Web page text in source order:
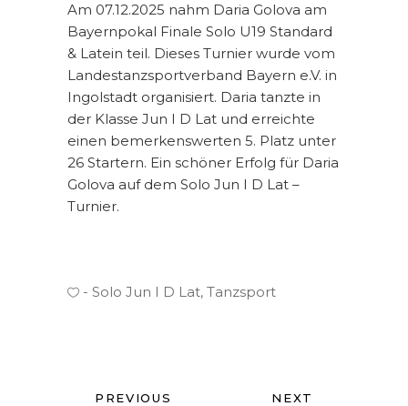
Am 07.12.2025 nahm Daria Golova am
Bayernpokal Finale Solo U19 Standard
& Latein teil. Dieses Turnier wurde vom
Landestanzsportverband Bayern e.V. in
Ingolstadt organisiert. Daria tanzte in
der Klasse Jun I D Lat und erreichte
einen bemerkenswerten 5. Platz unter
26 Startern. Ein schöner Erfolg für Daria
Golova auf dem Solo Jun I D Lat –
Turnier.
Solo Jun I D Lat, Tanzsport
PREVIOUS NEXT